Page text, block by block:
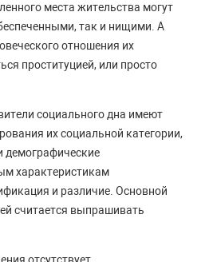
места жительства могут
так и нищими. А
отношения их
проституцией, или просто
социального дна имеют
их социальной категории,
демографические
характеристикам
и различие. Основной
считается выпрашивать